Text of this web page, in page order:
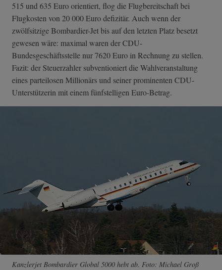
515 und 635 Euro orientiert, flog die Flugbereitschaft bei
Flugkosten von 20 000 Euro defizitär. Auch wenn der
zwölfsitzige Bombardier-Jet bis auf den letzten Platz besetzt
gewesen wäre: maximal waren der CDU-
Bundesgeschäftsstelle nur 7620 Euro in Rechnung zu stellen.
Fazit: der Steuerzahler subventioniert die Wahlveranstaltung
eines parteilosen Millionärs und seiner prominenten CDU-
Unterstützerin mit einem fünfstelligen Euro-Betrag.
Kanzlerjet Bombardier Global 5000 hebt ab. Foto: Michael Groß